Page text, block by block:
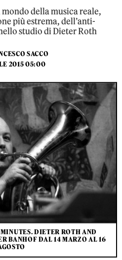
della musica reale,
più estrema, dell’anti-
studio di Dieter Roth
SACCO
2015 05:00
DIETER ROTH AND
BANHOF DAL 14 MARZO AL 16